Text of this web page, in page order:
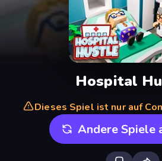
Hospital
Dieses Spiel ist nur auf
Andere Spiele